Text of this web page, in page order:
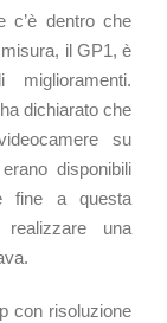
c’è dentro che
il GP1, è
dichiarato che
su
disponibili
fine a questa
una
con risoluzione